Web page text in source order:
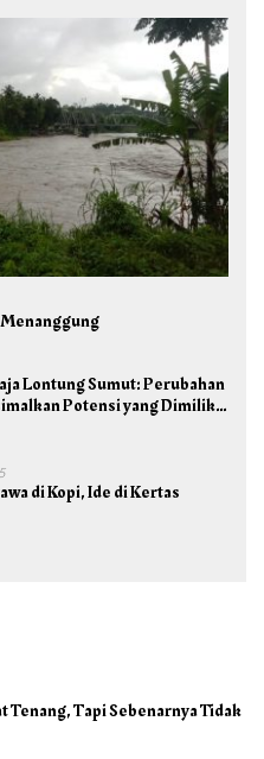
Lontung Sumut: Perubahan
Potensi yang Dimiliki
di Kopi, Ide di Kertas
Tenang, Tapi Sebenarnya Tidak